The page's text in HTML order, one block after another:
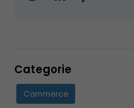
Categorie
Commerce